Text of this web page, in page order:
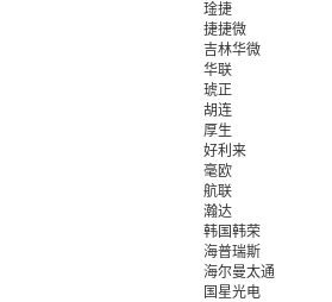
琻捷
捷捷微
吉林华微
华联
琥正
胡连
厚生
好利来
毫欧
航联
瀚达
韩国韩荣
海普瑞斯
海尔曼太通
国星光电